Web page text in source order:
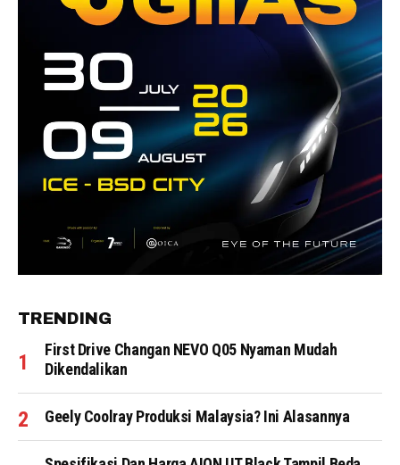
TRENDING
First Drive Changan NEVO Q05 Nyaman Mudah
Dikendalikan
Geely Coolray Produksi Malaysia? Ini Alasannya